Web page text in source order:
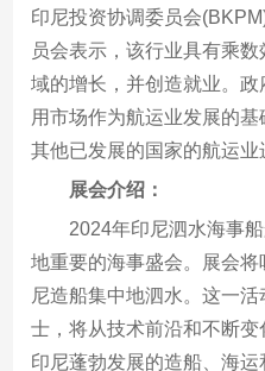
印尼投资协调委员会
员会表示，该行业具有乘
域的增长，并创造就业。
用市场作为航运业发展的
其他已发展的国家的航运业
展会介绍：
2024年印尼泗水海事
地重要的海事盛会。展会
尼造船集中地泗水。这一
士，将从技术前沿和不断
印尼蓬勃发展的造船、海运